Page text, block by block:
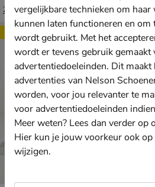
van € 229,99 voor € 199,99
229,99 199,99 169 ,
vergelijkbare technieken om haar
kunnen laten functioneren en om
wordt gebruikt. Met het
wordt er tevens gebruik gemaakt
advertentiedoeleinden. Dit
advertenties van Nelson
worden, voor jou relevanter te
voor advertentiedoeleinden
Meer weten? Lees dan verder op
Hier kun je jouw voorkeur ook
wijzigen.